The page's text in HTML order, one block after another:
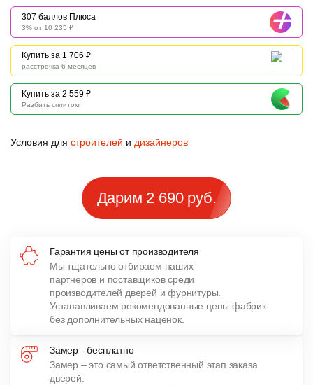
307 баллов Плюса
3% от 10 235 ₽
Купить за 1 706 ₽
расстрочка 6 месяцев
Купить за 2 559 ₽
Разбить сплитом
Условия для строителей и дизайнеров
Дарим 2 690 руб.
Гарантия цены от производителя
Мы тщательно отбираем наших
партнеров и поставщиков среди
производителей дверей и фурнитуры.
Устанавливаем рекомендованные цены фабрик
без дополнительных наценок.
Замер - бесплатно
Замер – это самый ответственный этап заказа
дверей.